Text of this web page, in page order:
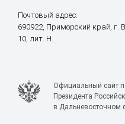
Почтовый адрес:
690922, Приморский край, г.
10, лит. Н.
Официальный сайт
Президента
в Дальневосточном